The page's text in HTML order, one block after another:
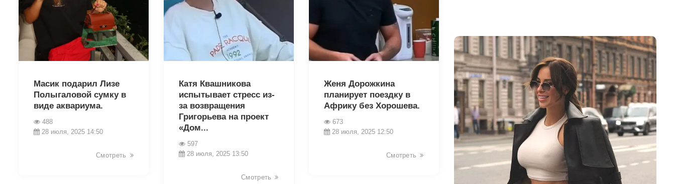
Масик подарил Лизе
Полыгаловой сумку в
виде аквариума.
488
28 июля, 2025 14:50
Смотреть
Катя Квашникова
испытывает стресс из-
за возвращения
Григорьева на проект
«Дом...
597
28 июля, 2025 13:50
Смотреть
Женя Дорожкина
планирует поездку в
Африку без Хорошева.
673
28 июля, 2025 12:50
Смотреть